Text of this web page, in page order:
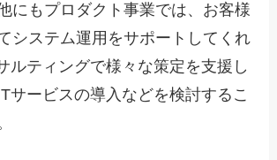
にもプロダクト事業では、お客様
システム運用をサポートしてくれ
ルティングで様々な策定を支援し
サービスの導入などを検討するこ